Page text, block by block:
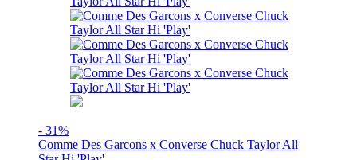
- 31%
Comme Des Garcons x Converse Chuck Taylor All